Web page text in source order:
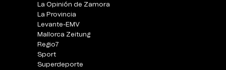
La Opinión de Zamora
La Provincia
Levante-EMV
Mallorca Zeitung
Regio7
Sport
Superdeporte